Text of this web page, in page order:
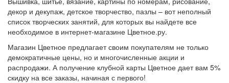
декор и декупаж, детское творчество, пазлы – вот неполный
список творческих занятий, для которых вы найдете все
необходимое в интернет-магазине Цветное.ру.
Магазин Цветное предлагает своим покупателям не только
демократичные цены, но и многочисленные акции и
распродажи. А получение клубной карты Цветное дает вам 5%
скидку на все заказы, начиная с первого!